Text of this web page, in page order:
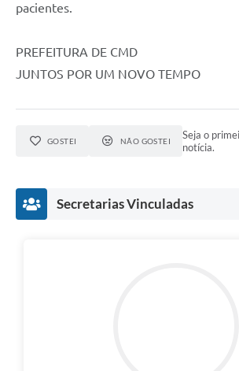
Arquivos para Download
Projetos
Links
pacientes.
PREFEITURA DE CMD
JUNTOS POR UM NOVO TEMPO
GOSTEI NÃO GOSTEI
Seja o
notícia.
Secretarias Vinculadas